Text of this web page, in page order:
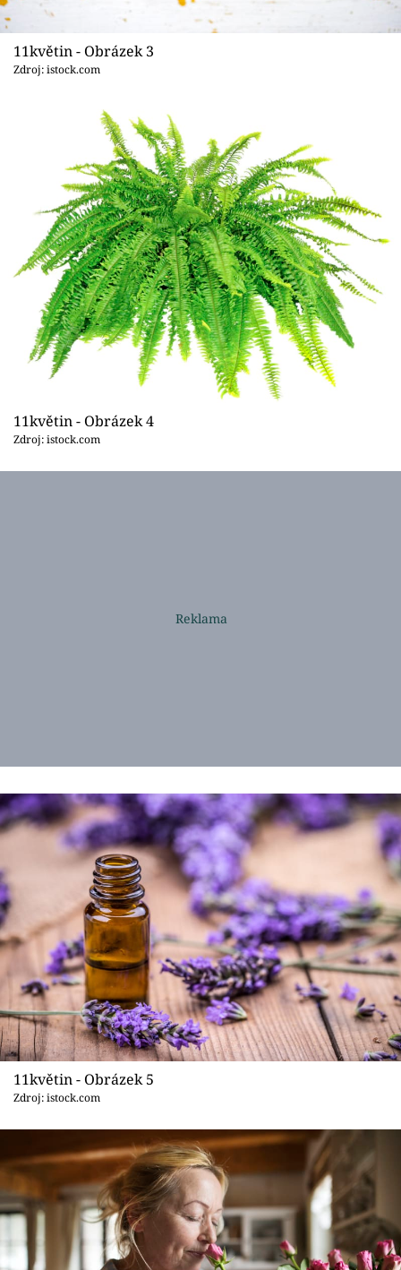
11květin - Obrázek 3
Zdroj: istock.com
11květin - Obrázek 4
Zdroj: istock.com
11květin - Obrázek 5
Zdroj: istock.com